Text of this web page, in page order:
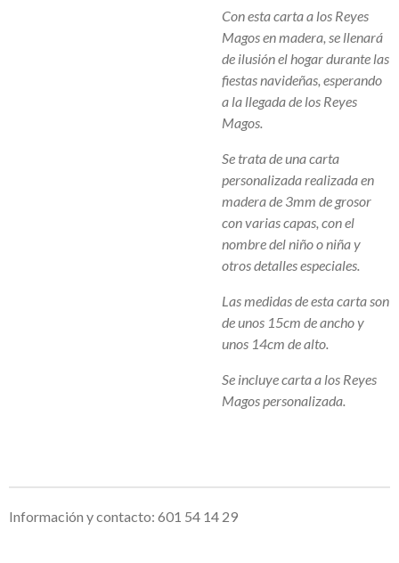
Con esta carta a los Reyes
Magos en madera, se llenará
de ilusión el hogar durante las
fiestas navideñas, esperando
a la llegada de los Reyes
Magos.
Se trata de una carta
personalizada realizada en
madera de 3mm de grosor
con varias capas, con el
nombre del niño o niña y
otros detalles especiales.
Las medidas de esta carta son
de unos 15cm de ancho y
unos 14cm de alto.
Se incluye carta a los Reyes
Magos personalizada.
Información y contacto: 601 54 14 29